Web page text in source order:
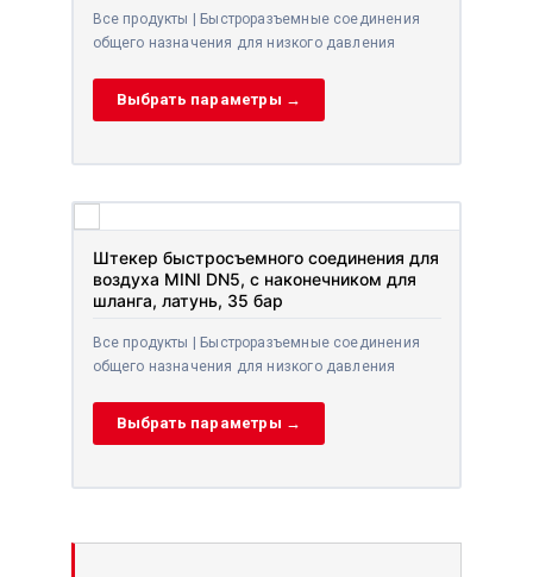
Все продукты | Быстроразъемные соединения
общего назначения для низкого давления
Выбрать параметры →
Штекер быстросъемного соединения для
воздуха MINI DN5, с наконечником для
шланга, латунь, 35 бар
Все продукты | Быстроразъемные соединения
общего назначения для низкого давления
Выбрать параметры →